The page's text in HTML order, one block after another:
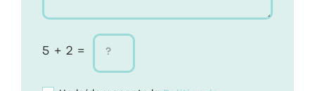
5 + 2 =